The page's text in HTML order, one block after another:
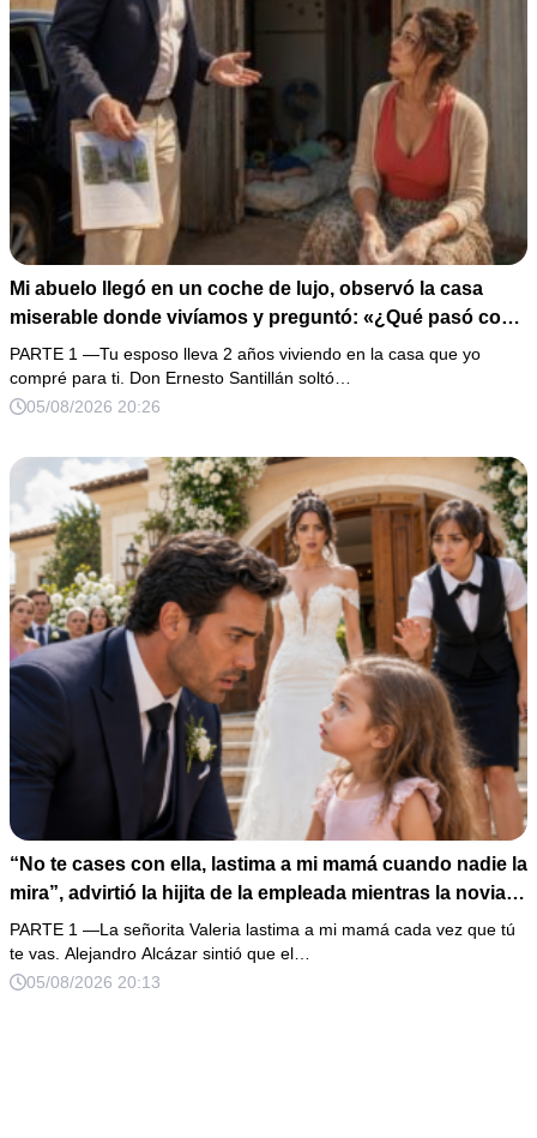
Mi abuelo llegó en un coche de lujo, observó la casa
miserable donde vivíamos y preguntó: «¿Qué pasó con
la propiedad de 28 millones que compré para ti?». Yo
susurré: «Nunca me hablaron de ella». Esa misma noche
descubrí a mi esposo cenando con su amante, así que
su celebración.
PARTE 1 —Tu esposo lleva 2 años viviendo en la casa que yo
compré para ti. Don Ernesto Santillán soltó…
05/08/2026 20:26
“No te cases con ella, lastima a mi mamá cuando nadie la
mira”, advirtió la hijita de la empleada mientras la novia
esperaba con el anillo frente al altar; el novio solo pidió
treinta minutos y abrió las grabaciones, pero el último
video mostraba que alguien planeaba enviarla a prisión
PARTE 1 —La señorita Valeria lastima a mi mamá cada vez que tú
te vas. Alejandro Alcázar sintió que el…
05/08/2026 20:13